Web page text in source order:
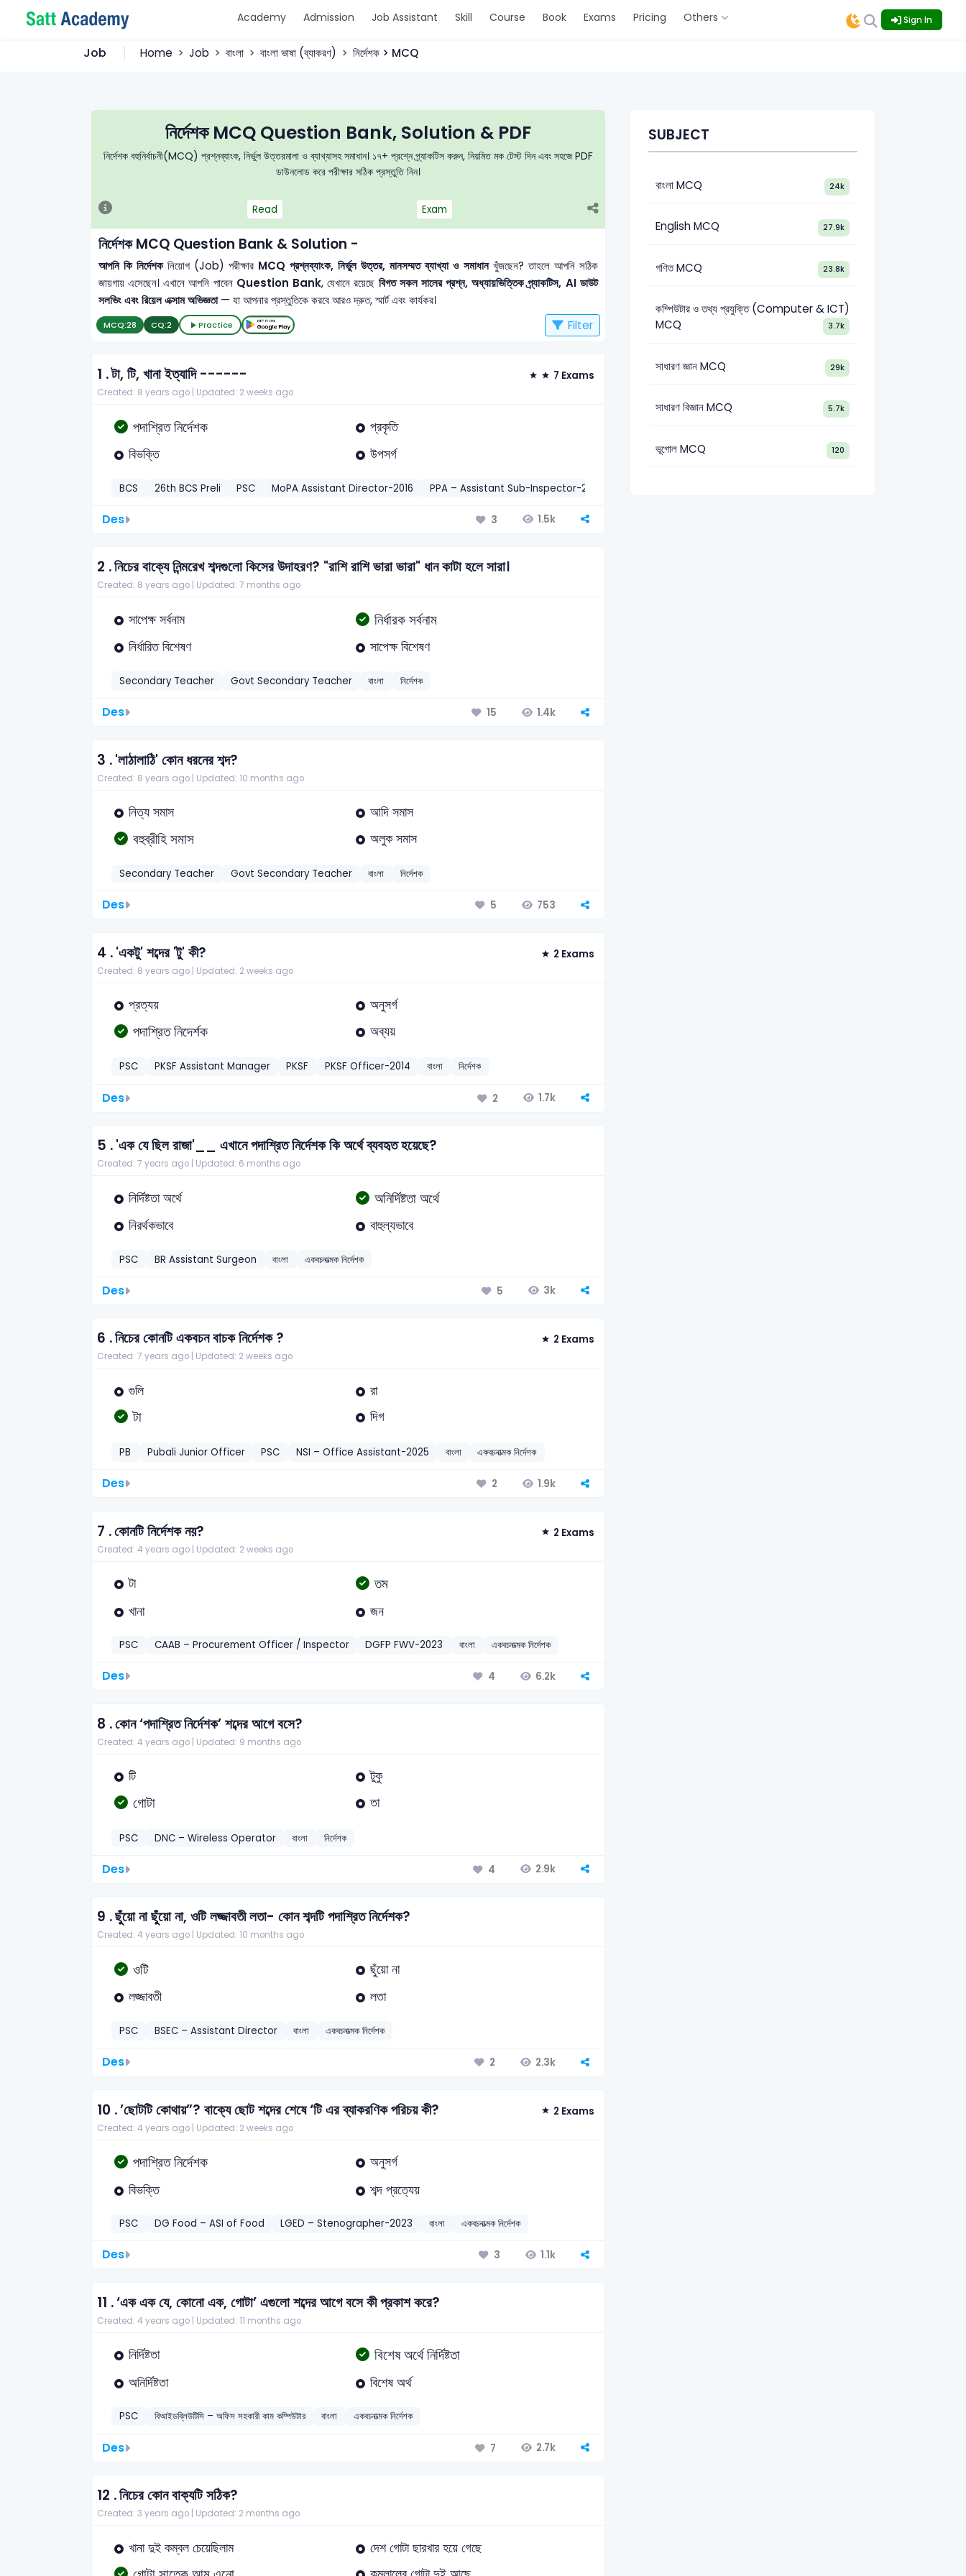
Academy Admission Job Assistant Skill Course Book Exams Pricing Others Sign In
Job Home Job বাংলা বাংলা ভাষা (ব্যাকরণ) নির্দেশক > MCQ
নির্দেশক MCQ Question Bank, Solution & PDF
নির্দেশক বহুনির্বাচনী(MCQ) প্রশ্নব্যাংক, নির্ভুল উত্তরমালা ও ব্যাখ্যাসহ সমাধান। ১৭+ প্রশ্নে প্র্যাকটিস করুন, নিয়মিত মক টেস্ট দিন এবং সহজে PDF
ডাউনলোড করে পরীক্ষার সঠিক প্রস্তুতি নিন।
Read Exam
নির্দেশক MCQ Question Bank & Solution -
আপনি কি নির্দেশকনিয়োগ (Job) পরীক্ষার MCQ প্রশ্নব্যাংক, নির্ভুল উত্তর, মানসম্মত ব্যাখ্যা ও সমাধানখুঁজছেন? তাহলে আপনি সঠিক
জায়গায় এসেছেন। এখানে আপনি পাবেন Question Bank, যেখানে রয়েছে বিগত সকল সালের প্রশ্ন, অধ্যায়ভিত্তিক প্র্যাকটিস, AI ডাউট
সলভিং এবং রিয়েল এক্সাম অভিজ্ঞতা— যা আপনার প্রস্তুতিকে করবে আরও দ্রুত, স্মার্ট এবং কার্যকর।
MCQ:28 CQ:2 Practice Filter
1 .টা, টি, খানা ইত্যাদি ------ 7 Exams
Created: 8 years ago | Updated: 2 weeks ago
পদাশ্রিত নির্দেশক
প্রকৃতি
বিভক্তি
উপসর্গ
BCS 26th BCS Preli PSC MoPA Assistant Director-2016 PPA – Assistant Sub-Inspector-2018
Des 3 1.5k
2 .নিচের বাক্যে নিন্মরেখ শব্দগুলো কিসের উদাহরণ? "রাশি রাশি ভারা ভারা" ধান কাটা হলে সারা।
Created: 8 years ago | Updated: 7 months ago
সাপেক্ষ সর্বনাম নির্ধারক সর্বনাম
নির্ধারিত বিশেষণ সাপেক্ষ বিশেষণ
Secondary Teacher Govt Secondary Teacher বাংলা নির্দেশক
Des 15 1.4k
3 .'লাঠালাঠি' কোন ধরনের শব্দ?
Created: 8 years ago | Updated: 10 months ago
নিত্য সমাস আদি সমাস
বহুব্রীহি সমাস অলুক সমাস
Secondary Teacher Govt Secondary Teacher বাংলা নির্দেশক
Des 5 753
4 .'একটু' শব্দের 'টু' কী? 2 Exams
Created: 8 years ago | Updated: 2 weeks ago
প্রত্যয় অনুসর্গ
পদাশ্রিত নিদের্শক অব্যয়
PSC PKSF Assistant Manager PKSF PKSF Officer-2014 বাংলা নির্দেশক
Des 2 1.7k
5 .'এক যে ছিল রাজা'__ এখানে পদাশ্রিত নির্দেশক কি অর্থে ব্যবহৃত হয়েছে?
Created: 7 years ago | Updated: 6 months ago
নির্দিষ্টতা অর্থে অনির্দিষ্টতা অর্থে
নিরর্থকভাবে বাহুল্যভাবে
PSC BR Assistant Surgeon বাংলা একবচনাত্মক নির্দেশক
Des 5 3k
6 .নিচের কোনটি একবচন বাচক নির্দেশক ? 2 Exams
Created: 7 years ago | Updated: 2 weeks ago
গুলি রা
টা দিগ
PB Pubali Junior Officer PSC NSI – Office Assistant-2025 বাংলা একবচনাত্মক নির্দেশক
Des 2 1.9k
7 .কোনটি নির্দেশক নয়? 2 Exams
Created: 4 years ago | Updated: 2 weeks ago
টা তম
খানা জন
PSC CAAB – Procurement Officer / Inspector DGFP FWV-2023 বাংলা একবচনাত্মক নির্দেশক
Des 4 6.2k
8 .কোন ‘পদাশ্রিত নির্দেশক’ শব্দের আগে বসে?
Created: 4 years ago | Updated: 9 months ago
টি টুকু
গোটা তা
PSC DNC – Wireless Operator বাংলা নির্দেশক
Des 4 2.9k
9 .ছুঁয়ো না ছুঁয়ো না, ওটি লজ্জাবতী লতা- কোন শব্দটি পদাশ্রিত নির্দেশক?
Created: 4 years ago | Updated: 10 months ago
ওটি
ছুঁয়ো না
লজ্জাবতী
লতা
PSC BSEC – Assistant Director বাংলা একবচনাত্মক নির্দেশক
Des 2 2.3k
10 .’ছোটটি কোথায়”? বাক্যে ছোট শব্দের শেষে ‘টি এর ব্যাকরণিক পরিচয় কী? 2 Exams
Created: 4 years ago | Updated: 2 weeks ago
পদাশ্রিত নির্দেশক
অনুসর্গ
বিভক্তি
শব্দ প্রত্যেয়
PSC DG Food – ASI of Food LGED – Stenographer-2023 বাংলা একবচনাত্মক নির্দেশক
Des 3 1.1k
11 .‘এক এক যে, কোনো এক, গোটা’ এগুলো শব্দের আগে বসে কী প্রকাশ করে?
Created: 4 years ago | Updated: 11 months ago
নির্দিষ্টতা বিশেষ অর্থে নির্দিষ্টতা
অনির্দিষ্টতা বিশেষ অর্থ
PSC বিআইডব্লিউটিসি – অফিস সহকারী কাম কম্পিউটার বাংলা একবচনাত্মক নির্দেশক
Des 7 2.7k
12 .নিচের কোন বাক্যটি সঠিক?
Created: 3 years ago | Updated: 2 months ago
খানা দুই কম্বল চেয়েছিলাম দেশ গোটা ছারখার হয়ে গেছে
SUBJECT
বাংলা MCQ 24k
English MCQ 27.9k
গণিত MCQ 23.8k
কম্পিউটার ও তথ্য প্রযুক্তি (Computer & ICT)
MCQ
3.7k
সাধারণ জ্ঞান MCQ 29k
সাধারণ বিজ্ঞান MCQ 5.7k
ভূগোল MCQ 120